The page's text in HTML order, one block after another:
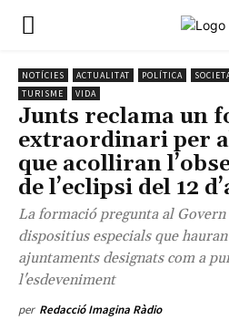
NOTÍCIES ACTUALITAT POLÍTICA
TURISME
VIDA
Junts reclama un
extraordinari per
que acolliran
de l’eclipsi del 12
La formació pregunta al
dispositius especials que
ajuntaments designats com a
l'esdeveniment
per Redacció Imagina Ràdio